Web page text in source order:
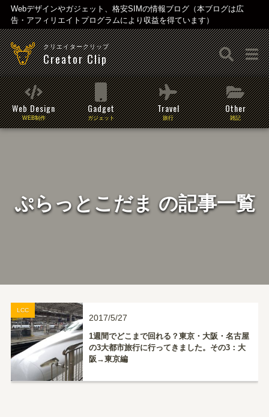
Webデザインやガジェット、格安SIMの情報ブログ（本ブログは広
告・アフィリエイトプログラムにより収益を得ています）
クリエイタークリップ
Creator Clip
Web Design
WEB制作
Gadget
ガジェット
Travel
旅行
Other
雑記
ぷらっとこだま の記事一覧
LCC
2017/5/27
1週間でどこまで回れる？東京・大阪・名古屋
の3大都市旅行に行ってきました。その3：大
阪→東京編